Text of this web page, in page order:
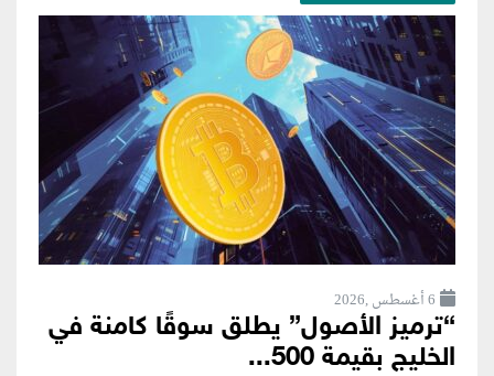
6 أغسطس ,2026
“ترميز الأصول” يطلق سوقًا كامنة في
الخليج بقيمة 500...